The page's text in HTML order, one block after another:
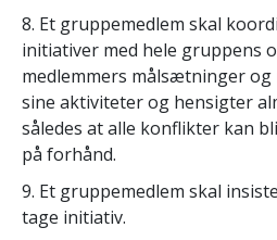
8. Et gruppemedlem skal
initiativer med hele gruppens
medlemmers målsætninger
sine aktiviteter og hensigter
således at alle konflikter kan
på forhånd.
9. Et gruppemedlem skal
tage initiativ.